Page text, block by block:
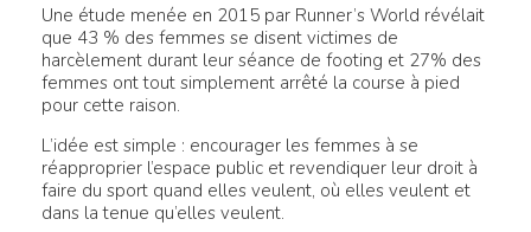
Une étude menée en 2015 par Runner’s World révélait
que 43 % des femmes se disent victimes de
harcèlement durant leur séance de footing et 27% des
femmes ont tout simplement arrêté la course à pied
pour cette raison.
L’idée est simple : encourager les femmes à se
réapproprier l’espace public et revendiquer leur droit à
faire du sport quand elles veulent, où elles veulent et
dans la tenue qu’elles veulent.